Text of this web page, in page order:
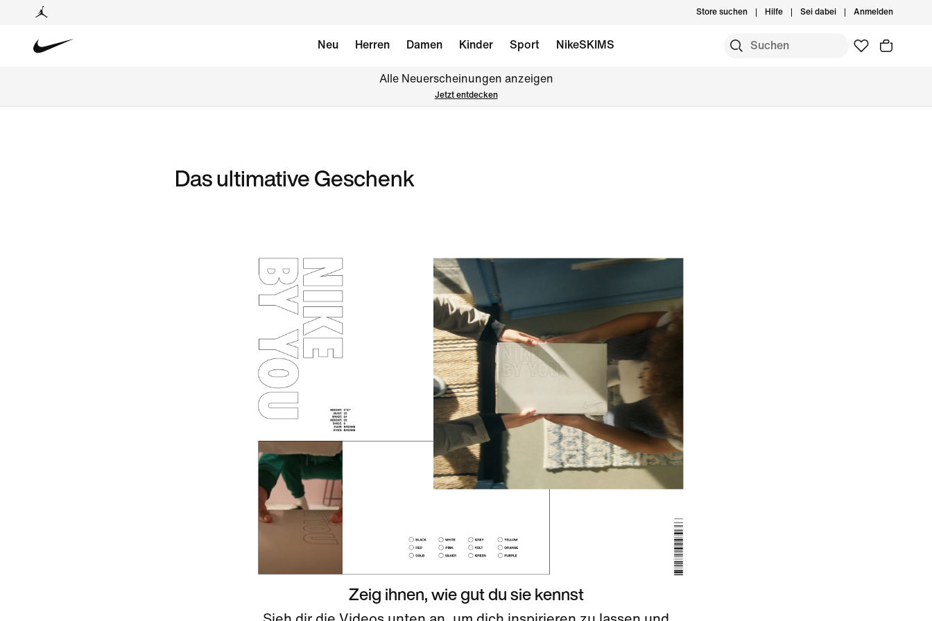
Store suchen Hilfe Sei dabei Anmelden
Neu Herren Damen Kinder Sport NikeSKIMS
Alle Neuerscheinungen anzeigen
Jetzt entdecken
Das ultimative Geschenk
Zeig ihnen, wie gut du sie kennst